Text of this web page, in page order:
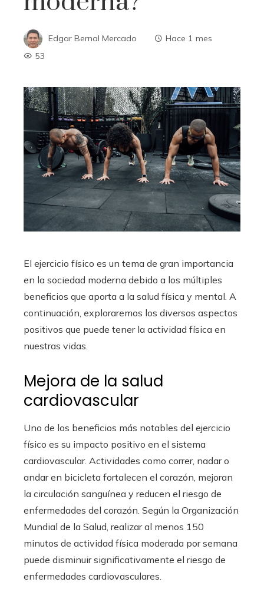
Edgar Bernal Mercado
Hace 1 mes
53
El ejercicio físico es un tema de gran importancia
en la sociedad moderna debido a los múltiples
beneficios que aporta a la salud física y mental. A
continuación, exploraremos los diversos aspectos
positivos que puede tener la actividad física en
nuestras vidas.
Mejora de la salud
cardiovascular
Uno de los beneficios más notables del ejercicio
físico es su impacto positivo en el sistema
cardiovascular. Actividades como correr, nadar o
andar en bicicleta fortalecen el corazón, mejoran
la circulación sanguínea y reducen el riesgo de
enfermedades del corazón. Según la Organización
Mundial de la Salud, realizar al menos 150
minutos de actividad física moderada por semana
puede disminuir significativamente el riesgo de
enfermedades cardiovasculares.